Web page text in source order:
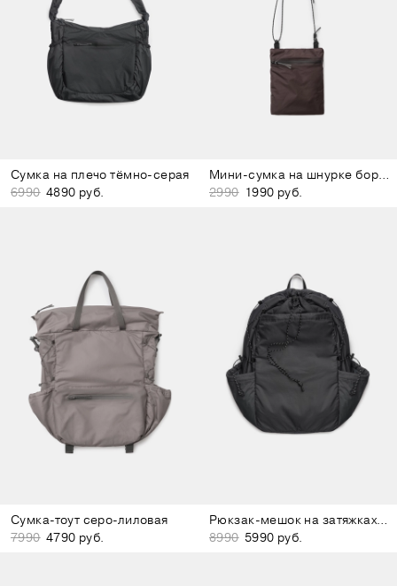
Сумка на плечо тёмно-серая
6990 4890 руб.
Мини-сумка на шнурке бордово-коричневая
2990 1990 руб.
Сумка-тоут серо-лиловая
7990 4790 руб.
Рюкзак-мешок на затяжках тёмно-серый
8990 5990 руб.